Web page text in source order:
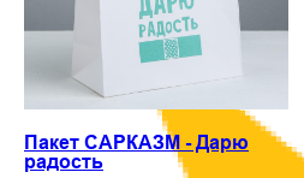
Пакет САРКАЗМ - Дарю
радость